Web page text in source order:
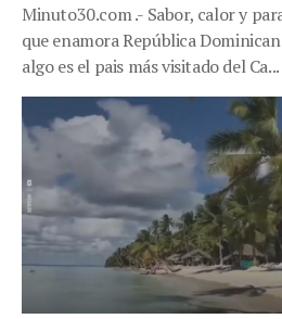
Minuto30.com .- Sabor, calor y
que enamora República
algo es el pais más visitado del Ca...